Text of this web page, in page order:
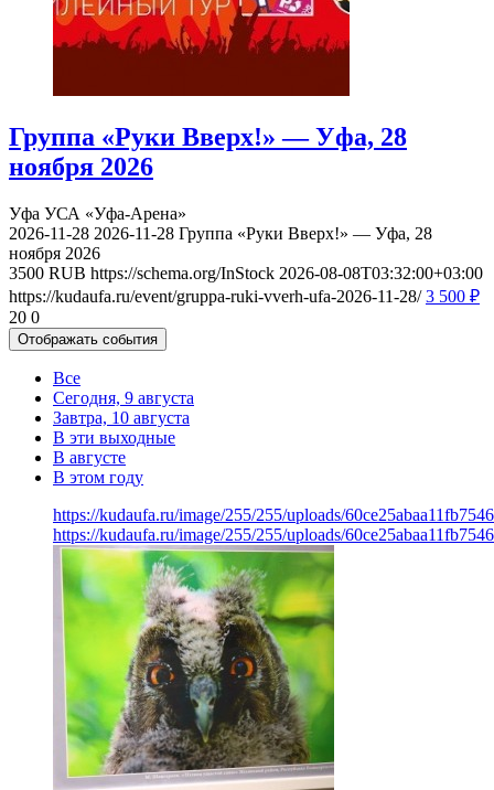
Группа «Руки Вверх!» — Уфа, 28
ноября 2026
Уфа УСА «Уфа-Арена»
2026-11-28 2026-11-28 Группа «Руки Вверх!» — Уфа, 28
ноября 2026
3500 RUB https://schema.org/InStock 2026-08-08T03:32:00+03:00
https://kudaufa.ru/event/gruppa-ruki-vverh-ufa-2026-11-28/ 3 500 ₽
20 0
Отображать события
Все
Сегодня, 9 августа
Завтра, 10 августа
В эти выходные
В августе
В этом году
https://kudaufa.ru/image/255/255/uploads/
https://kudaufa.ru/image/255/255/uploads/